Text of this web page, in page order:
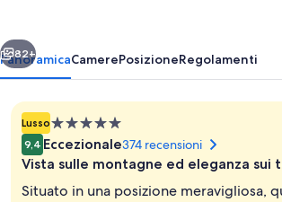
Avanti
82+
PanoramicaCamerePosizioneRegolamenti
LussoStruttura
a
5.0
9,4 Eccezionale374 recensioni
Vista sulle montagne ed eleganza sui
Situato in una posizione meravigliosa,